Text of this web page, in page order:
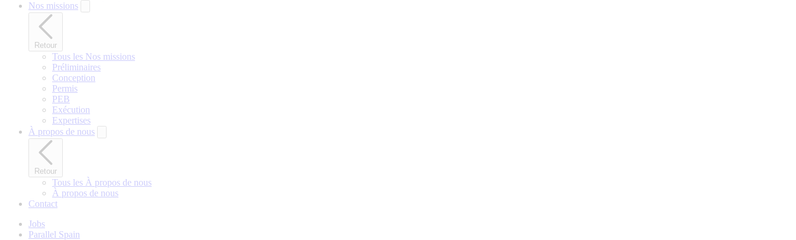
Nos missions
Retour
Tous les Nos missions
Préliminaires
Conception
Permis
PEB
Exécution
Expertises
À propos de nous
Retour
Tous les À propos de nous
À propos de nous
Contact
Jobs
Parallel Spain